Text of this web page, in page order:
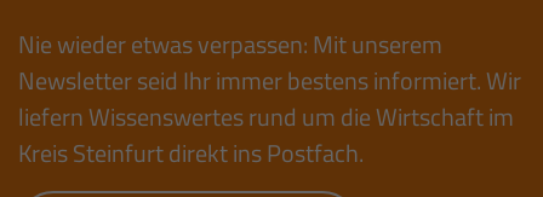
Nie wieder etwas verpassen: Mit unserem
Newsletter seid Ihr immer bestens informiert. Wir
liefern Wissenswertes rund um die Wirtschaft im
Kreis Steinfurt direkt ins Postfach.